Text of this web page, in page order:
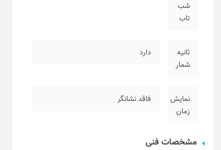
شب
تاب
ثانیه
شمار
دارد
نمایش
زمان
فاقد نشانگر
مشخصات فنی